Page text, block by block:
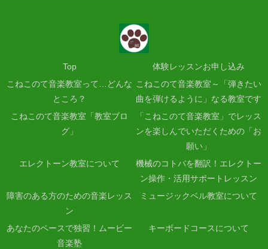
Top
体験レッスンお申し込み
こねこのて音楽教室って…どんな
ところ？
こねこのて音楽教室～「弾きたい
曲を弾けるように」なる教室です
こねこのて音楽教室「教室ブロ
グ」
「こねこのて音楽教室」でレッス
ンを楽しんでいただくための「お
願い」
エレクトーン教室について
機械のコトバを翻訳！エレクトー
ン操作・活用サポートレッスン
障害のある方のための音楽レッス
ン
ミュージックベル教室について
あなたのペースで独習！ムービー
音楽塾
キーボードコースについて